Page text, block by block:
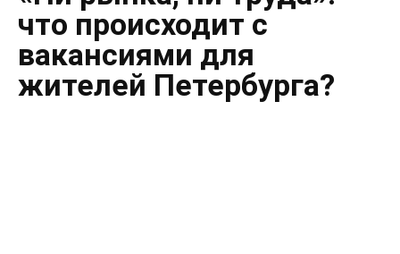
что происходит с
вакансиями для
жителей Петербурга?